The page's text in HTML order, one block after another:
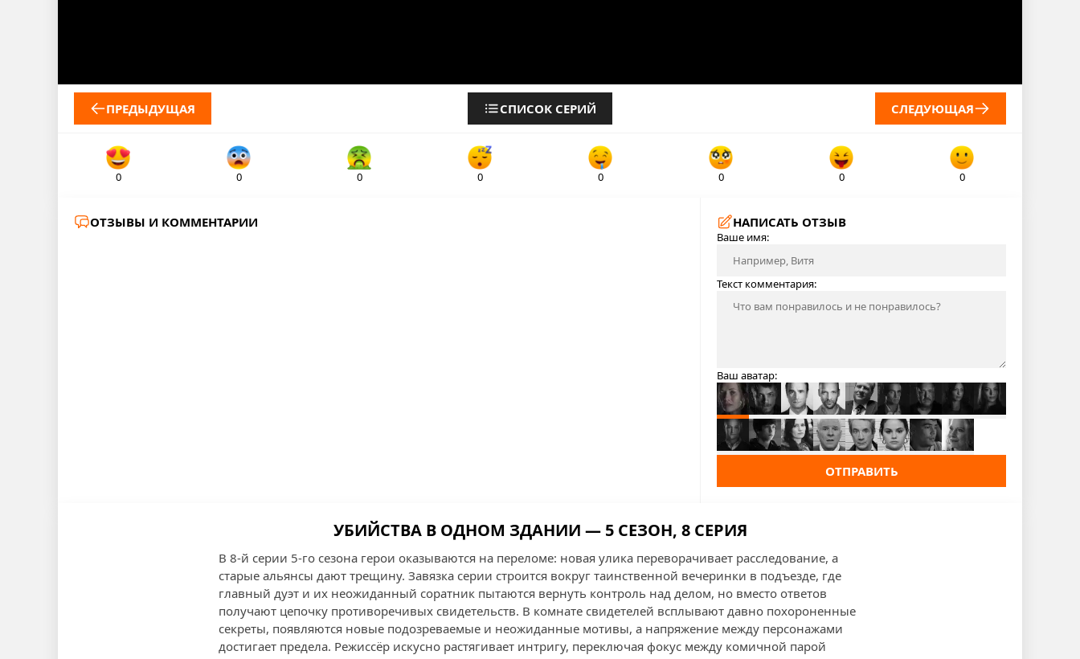
ПРЕДЫДУЩАЯ СПИСОК СЕРИЙ СЛЕДУЮЩАЯ
0 0 0 0 0 0 0 0
ОТЗЫВЫ И КОММЕНТАРИИ НАПИСАТЬ ОТЗЫВ
Ваше имя:
Текст комментария:
Ваш аватар:
ОТПРАВИТЬ
УБИЙСТВА В ОДНОМ ЗДАНИИ — 5 СЕЗОН, 8 СЕРИЯ
В 8-й серии 5-го сезона герои оказываются на переломе: новая улика переворачивает расследование, а
старые альянсы дают трещину. Завязка серии строится вокруг таинственной вечеринки в подъезде, где
главный дуэт и их неожиданный соратник пытаются вернуть контроль над делом, но вместо ответов
получают цепочку противоречивых свидетельств. В комнате свидетелей всплывают давно похороненные
секреты, появляются новые подозреваемые и неожиданные мотивы, а напряжение между персонажами
достигает предела. Режиссёр искусно растягивает интригу, переключая фокус между комичной парой